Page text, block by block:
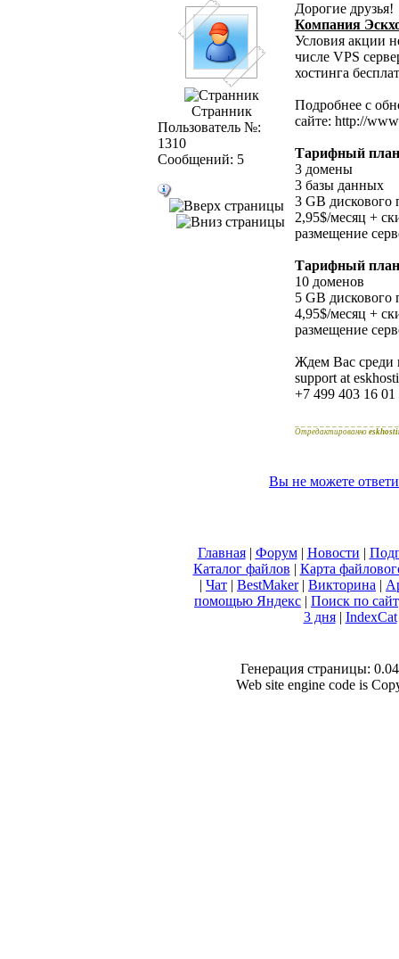
Странник
Пользователь №:
1310
Сообщений: 5
Дорогие друзья!
Компания
Условия акции
числе VPS
хостинга
Подробнее с
сайте: http://
Тарифный план
3 домены
3 базы данных
3 GB дискового
2,95$/месяц +
размещение
Тарифный план
10 доменов
5 GB дискового
4,95$/месяц +
размещение
Ждем Вас среди
support at
+7 499 403 16 01
Отредактированно
Вы не можете
Главная| Форум| Новости |
Каталог файлов | Карта
| Чат | BestMaker| Викторина |
помощью Яндекс | Поиск по
3 дня| IndexCat
Генерация страницы:
Web site engine code is